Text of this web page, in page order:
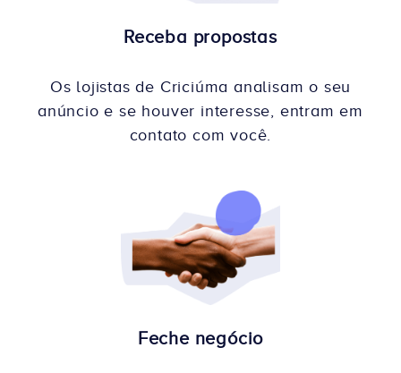
Receba propostas
Os lojistas de Criciúma analisam o seu
anúncio e se houver interesse, entram em
contato com você.
Feche negócio